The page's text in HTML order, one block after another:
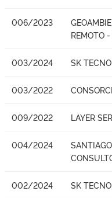
006/2023
REMOTO
003/2024 SK
003/2022
009/2022 LAYER
004/2024
002/2024 SK